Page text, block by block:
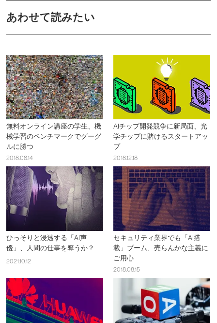
あわせて読みたい
無料オンライン講座の学生、機
械学習のベンチマークでグーグ
ルに勝つ
2018.08.14
AIチップ開発競争に新局面、光
学チップに賭けるスタートアッ
プ
2018.12.18
ひっそりと浸透する「AI声
優」、人間の仕事を奪うか？
2021.10.12
セキュリティ業界でも「AI搭
載」ブーム、売らんかな主義に
ご用心
2018.08.15